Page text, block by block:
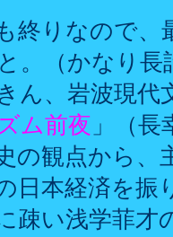
終りなので、
。（かなり長
ん、岩波現代
ム前夜 」（
の観点から、
日本経済を振
疎い浅学菲才